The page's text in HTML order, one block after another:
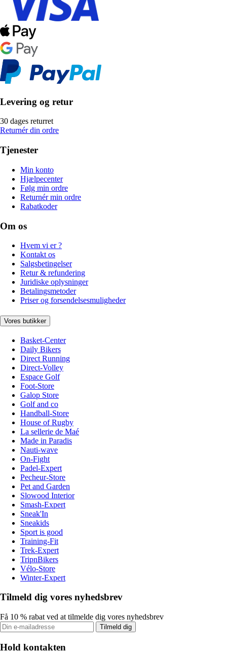
Levering og retur
30 dages returret
Returnér din ordre
Tjenester
Min konto
Hjælpecenter
Følg min ordre
Returnér min ordre
Rabatkoder
Om os
Hvem vi er ?
Kontakt os
Salgsbetingelser
Retur & refundering
Juridiske oplysninger
Betalingsmetoder
Priser og forsendelsesmuligheder
Vores butikker
Basket-Center
Daily Bikers
Direct Running
Direct-Volley
Espace Golf
Foot-Store
Galop Store
Golf and co
Handball-Store
House of Rugby
La sellerie de Maé
Made in Paradis
Nauti-wave
On-Fight
Padel-Expert
Pecheur-Store
Pet and Garden
Slowood Interior
Smash-Expert
Sneak'In
Sneakids
Sport is good
Training-Fit
Trek-Expert
TripnBikers
Vélo-Store
Winter-Expert
Tilmeld dig vores nyhedsbrev
Få 10 % rabat ved at tilmelde dig vores nyhedsbrev
Tilmeld dig
Hold kontakten